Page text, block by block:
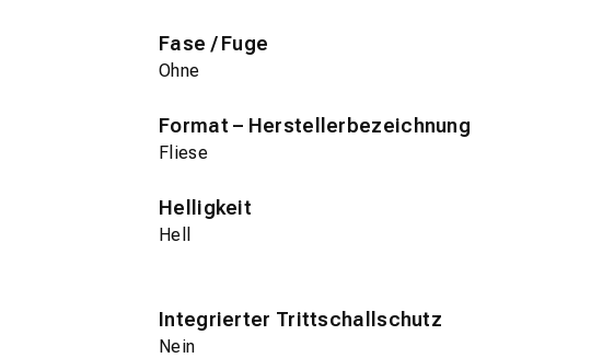
Fase / Fuge
Ohne
Format – Herstellerbezeichnung
Fliese
Helligkeit
Hell
Integrierter Trittschallschutz
Nein